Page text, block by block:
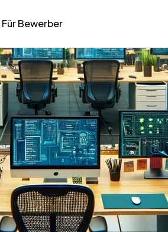
Für Bewerber